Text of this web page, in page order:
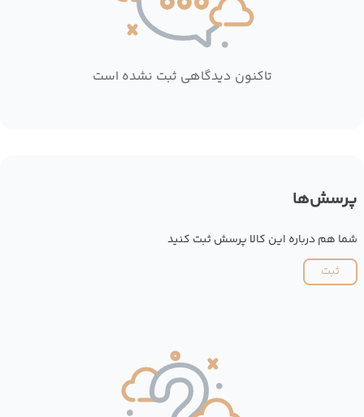
تاکنون دیدگاهی ثبت نشده است
پرسش‌ها
شما هم درباره این کالا پرسش ثبت کنید
ثبت